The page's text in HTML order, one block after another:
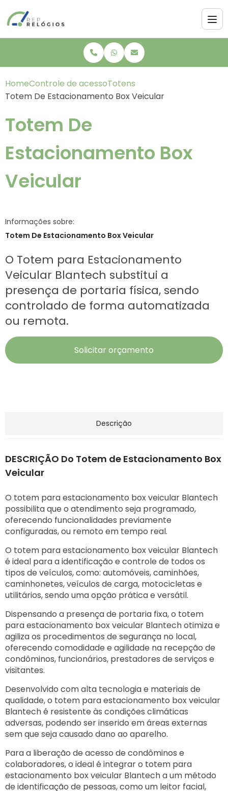
HomeControle de acessoTotens
Totem De Estacionamento Box Veicular
Totem De
Estacionamento Box
Veicular
Informações sobre:
Totem De Estacionamento Box Veicular
O Totem para Estacionamento
Veicular Blantech substitui a
presença de portaria física, sendo
controlado de forma automatizada
ou remota.
Solicitar orçamento
Descrição
DESCRIÇÃO Do Totem de Estacionamento Box
Veicular
O totem para estacionamento box veicular Blantech
possibilita que o atendimento seja programado,
oferecendo funcionalidades previamente
configuradas, ou remoto em tempo real.
O totem para estacionamento box veicular Blantech
é ideal para a identificação e controle de todos os
tipos de veículos, como: automóveis, caminhões,
caminhonetes, veículos de carga, motocicletas e
utilitários, sendo uma opção prática e versátil.
Dispensando a presença de portaria fixa, o totem
para estacionamento box veicular Blantech otimiza e
agiliza os procedimentos de segurança no local,
oferecendo comodidade e agilidade na recepção de
condôminos, funcionários, prestadores de serviços e
visitantes.
Desenvolvido com alta tecnologia e materiais de
qualidade, o totem para estacionamento box veicular
Blantech é resistente às condições climáticas
adversas, podendo ser inserido em áreas externas
sem que seja causado dano ao aparelho.
Para a liberação de acesso de condôminos e
colaboradores, o ideal é integrar o totem para
estacionamento box veicular Blantech a um método
de identificação de pessoas, como um leitor facial,